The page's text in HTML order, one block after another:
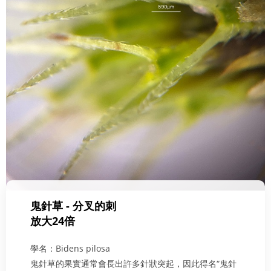
鬼針草 - 分叉的刺
放大24倍
學名：Bidens pilosa
鬼針草的果實通常會長出許多針狀突起，因此得名“鬼針